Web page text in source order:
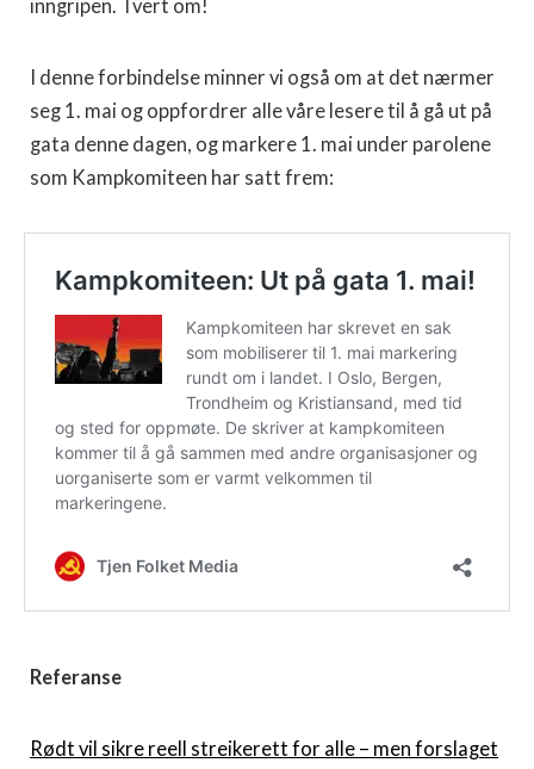
inngripen. Tvert om!
I denne forbindelse minner vi også om at det nærmer
seg 1. mai og oppfordrer alle våre lesere til å gå ut på
gata denne dagen, og markere 1. mai under parolene
som Kampkomiteen har satt frem:
Referanse
Rødt vil sikre reell streikerett for alle – men forslaget